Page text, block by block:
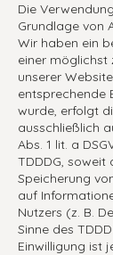
Die
Grundlage von
Wir haben ein
einer möglichst
unserer
entsprechende
wurde, erfolgt
ausschließlich
Abs. 1 lit. a
TDDDG, soweit
Speicherung
auf
Nutzers (z. B.
Sinne des
Einwilligung ist